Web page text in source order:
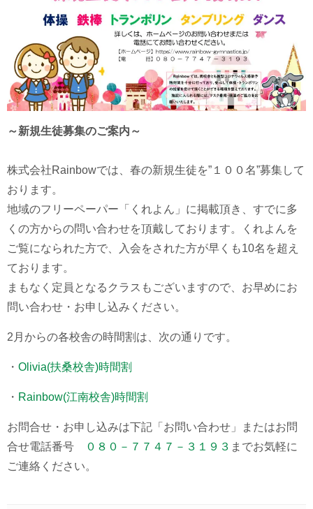
～新規生徒募集のご案内～
株式会社Rainbowでは、春の新規生徒を”１００名”募集して
おります。
地域のフリーペーパー「くれよん」に掲載頂き、すでに多
くの方からの問い合わせを頂戴しております。くれよんを
ご覧になられた方で、入会をされた方が早くも10名を超え
ております。
まもなく定員となるクラスもございますので、お早めにお
問い合わせ・お申し込みください。
2月からの各校舎の時間割は、次の通りです。
・ Olivia(扶桑校舎)時間割
・ Rainbow(江南校舎)時間割
お問合せ・お申し込みは下記「お問い合わせ」またはお問
合せ電話番号
０８０－７７４７－３１９３ までお気軽に
ご連絡ください。